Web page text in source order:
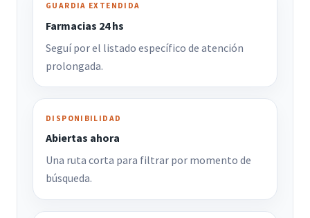
GUARDIA EXTENDIDA
Farmacias 24 hs
Seguí por el listado específico de atención
prolongada.
DISPONIBILIDAD
Abiertas ahora
Una ruta corta para filtrar por momento de
búsqueda.